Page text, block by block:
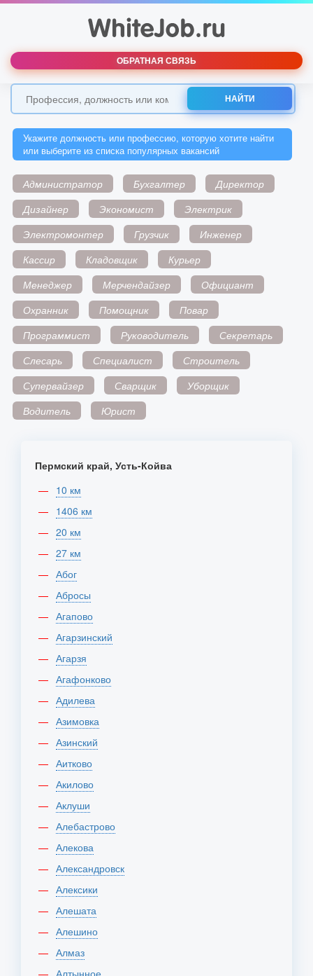
ОБРАТНАЯ СВЯЗЬ
НАЙТИ
Укажите должность или профессию, которую хотите найти
или выберите из списка популярных вакансий
Администратор Бухгалтер
Директор
Дизайнер
Экономист
Электрик
Электромонтер
Грузчик
Инженер
Кассир
Кладовщик
Курьер
Менеджер
Мерчендайзер
Официант
Охранник
Помощник
Повар
Программист
Руководитель
Секретарь
Слесарь
Специалист
Строитель
Супервайзер
Сварщик
Уборщик
Водитель
Юрист
Пермский край, Усть-Койва
10 км
1406 км
20 км
27 км
Абог
Абросы
Агапово
Агарзинский
Агарзя
Агафонково
Адилева
Азимовка
Азинский
Аитково
Акилово
Аклуши
Алебастрово
Алекова
Александровск
Алексики
Алешата
Алешино
Алмаз
Алтынное